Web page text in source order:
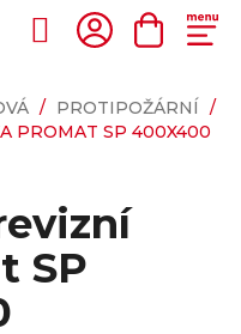
Hledat
KOŠÍK
/ PROTIPOŽÁRNÍ
/
PROMAT SP 400X400
SP